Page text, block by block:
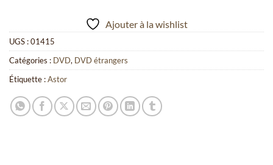
Ajouter à la wishlist
UGS :01415
Catégories : DVD, DVD étrangers
Étiquette :Astor